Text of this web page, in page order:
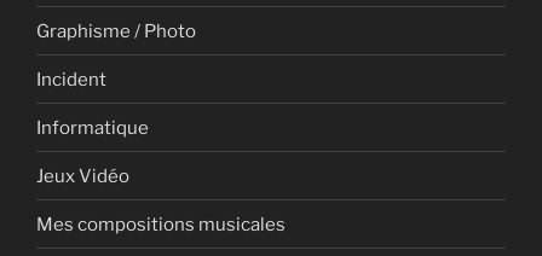
Graphisme / Photo
Incident
Informatique
Jeux Vidéo
Mes compositions musicales